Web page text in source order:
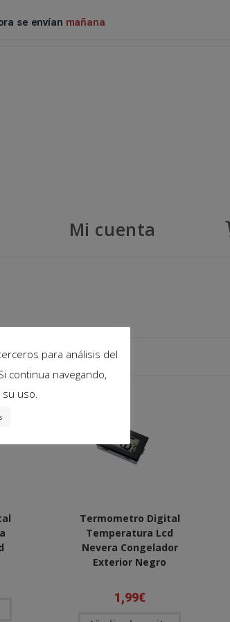
se envían mañana
Mi cuenta
Termometro Digital
Temperatura Lcd
Nevera Congelador
Exterior Negro
1,99€
para análisis del
continua navegando,
uso.